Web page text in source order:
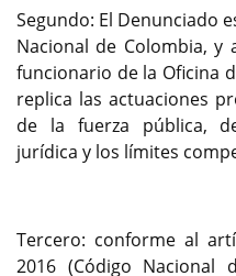
Segundo: El Denunciado
Nacional de Colombia, y
funcionario de la Oficina
replica las actuaciones
de la fuerza pública,
jurídica y los límites
Tercero: conforme al
2016 (Código Nacional